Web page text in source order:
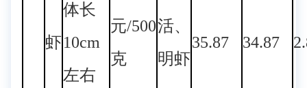
虾
体长
10cm
左右
元/500
克
活、
明虾
35.87 34.87